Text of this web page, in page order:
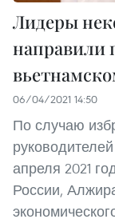
Лидеры
направили
06/04/2021 14:50
По случаю
апреля 2021
России,